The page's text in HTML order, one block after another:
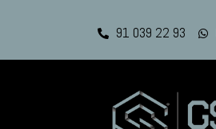
91 039 22 93